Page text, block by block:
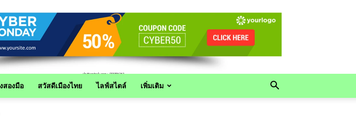
สองมือ สวัสดีเมืองไทย ไลฟ์สไตล์ เพิ่มเติม